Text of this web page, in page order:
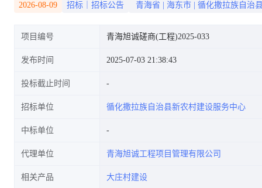
性磋商公告
2026-08-09 招标｜招标公告 青海省 海东市 循化撒拉族自治
项目编号 青海旭诚磋商(工程)2025-033
发布时间 2025-07-03 21:38:43
投标截止时间
招标单位 循化撒拉族自治县新农村建设服务中心
中标单位
代理单位 青海旭诚工程项目管理有限公司
相关产品 大庄村建设